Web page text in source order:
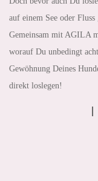
auf einem See oder Fluss
Gemeinsam mit AGILA
worauf Du unbedingt
Gewöhnung Deines
direkt loslegen!